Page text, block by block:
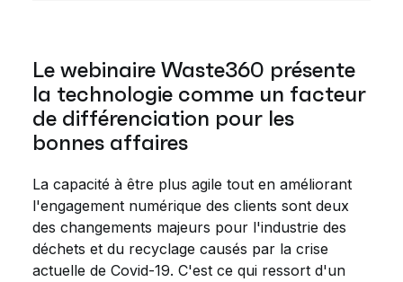
Le webinaire Waste360 présente
la technologie comme un facteur
de différenciation pour les
bonnes affaires
La capacité à être plus agile tout en améliorant
l'engagement numérique des clients sont deux
des changements majeurs pour l'industrie des
déchets et du recyclage causés par la crise
actuelle de Covid-19. C'est ce qui ressort d'un